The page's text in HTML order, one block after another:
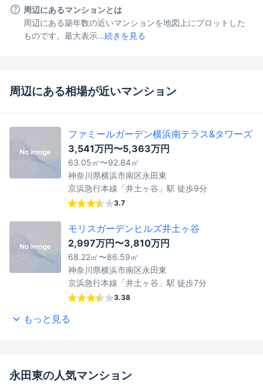
周辺にあるマンションとは
周辺にある築年数の近いマンションを地図上にプロットした
ものです。最大表示...続きを見る
周辺にある相場が近いマンション
ファミールガーデン横浜南テラス&タワーズ
3,541万円〜5,363万円
63.05㎡〜92.84㎡
神奈川県横浜市南区永田東
京浜急行本線「井土ヶ谷」駅 徒歩9分
3.7
モリスガーデンヒルズ井土ヶ谷
2,997万円〜3,810万円
68.22㎡〜86.59㎡
神奈川県横浜市南区永田東
京浜急行本線「井土ヶ谷」駅 徒歩7分
3.38
もっと見る
永田東の人気マンション